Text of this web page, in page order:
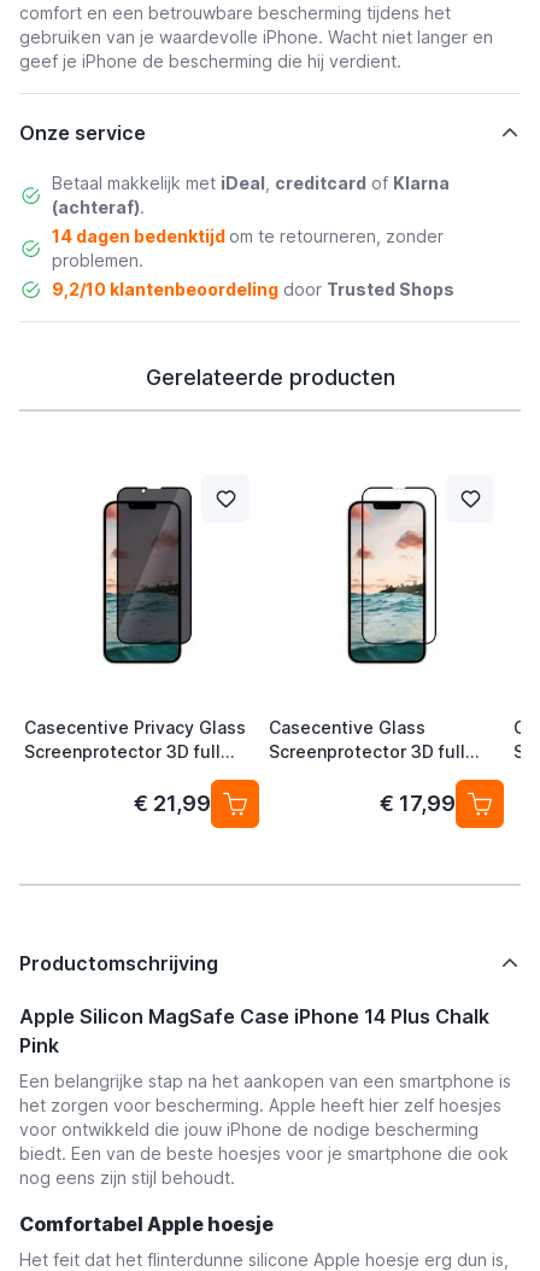
comfort en een betrouwbare bescherming tijdens het
gebruiken van je waardevolle iPhone. Wacht niet langer en
geef je iPhone de bescherming die hij verdient.
Onze service
Betaal makkelijk met iDeal creditcard of Klarna
(achteraf).
14 dagen bedenktijd om te retourneren, zonder
problemen.
9,2/10 klantenbeoordelingdoor Trusted Shops
Gerelateerde producten
Casecentive Privacy Glass
Screenprotector 3D full
€ 21,99
Casecentive Glass
Screenprotector 3D full
€ 17,99
Productomschrijving
Apple Silicon MagSafe Case iPhone 14 Plus Chalk
Pink
Een belangrijke stap na het aankopen van een smartphone is
het zorgen voor bescherming. Apple heeft hier zelf hoesjes
voor ontwikkeld die jouw iPhone de nodige bescherming
biedt. Een van de beste hoesjes voor je smartphone die ook
nog eens zijn stijl behoudt.
Comfortabel Apple hoesje
Het feit dat het flinterdunne silicone Apple hoesje erg dun is,